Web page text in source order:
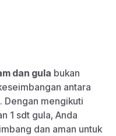
dan gula bukan
antara
Dengan mengikuti
1 sdt gula, Anda
dan aman untuk